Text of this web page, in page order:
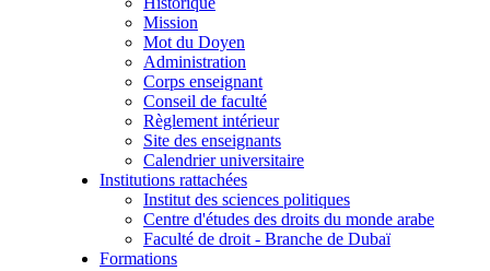
Mission
Mot du Doyen
Administration
Corps enseignant
Conseil de faculté
Règlement intérieur
Site des enseignants
Calendrier universitaire
Institutions rattachées
Institut des sciences politiques
Centre d'études des droits du monde arabe
Faculté de droit - Branche de Dubaï
Formations